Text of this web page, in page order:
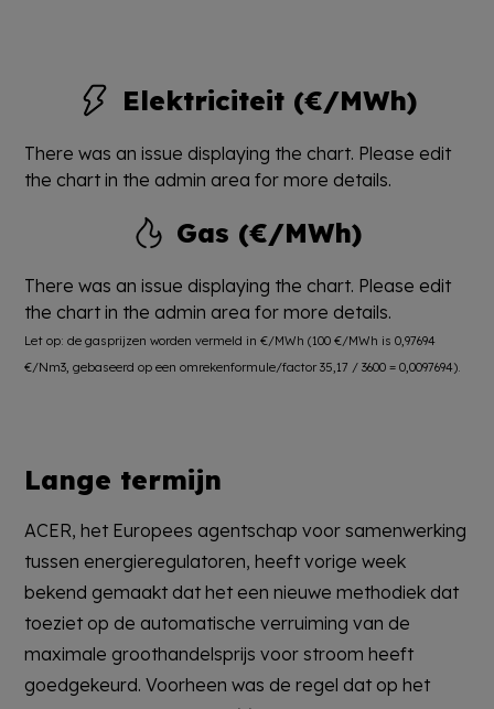
Elektriciteit (€/MWh)
There was an issue displaying the chart. Please edit
the chart in the admin area for more details.
Gas (€/MWh)
There was an issue displaying the chart. Please edit
the chart in the admin area for more details.
Let op: de gasprijzen worden vermeld in €/MWh (100 €/MWh is 0,97694
€/Nm3, gebaseerd op een omrekenformule/factor 35,17 / 3600 = 0,0097694).
Lange termijn
ACER, het Europees agentschap voor samenwerking
tussen energieregulatoren, heeft vorige week
bekend gemaakt dat het een nieuwe methodiek dat
toeziet op de automatische verruiming van de
maximale groothandelsprijs voor stroom heeft
goedgekeurd. Voorheen was de regel dat op het